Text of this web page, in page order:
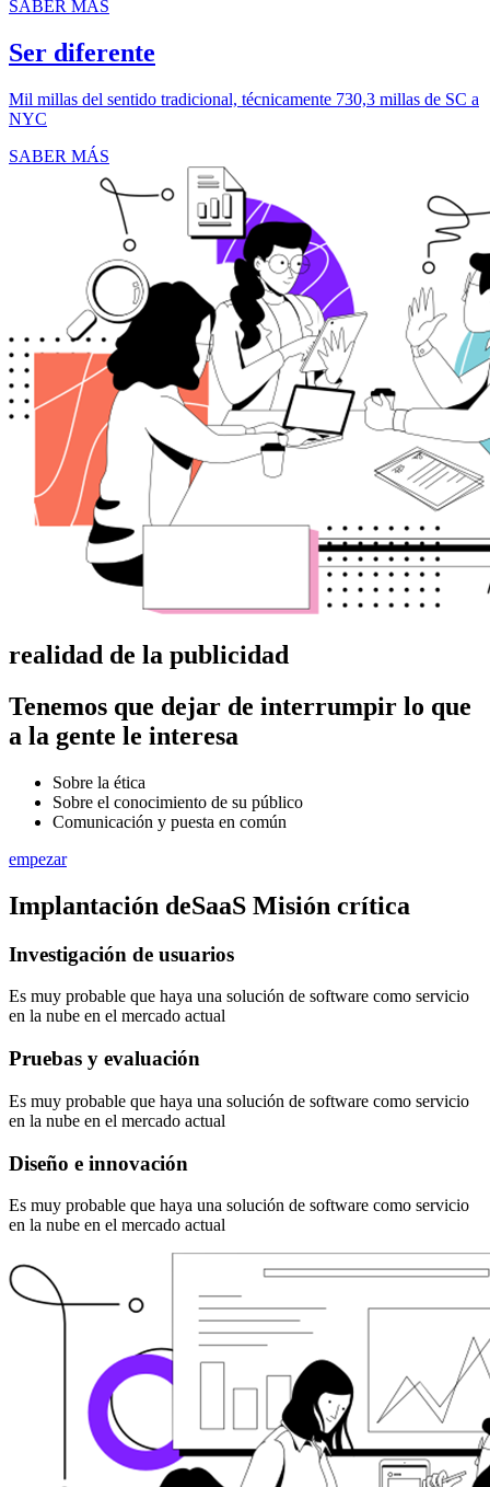
SABER MÁS
Ser diferente
Mil millas del sentido tradicional, técnicamente 730,3 millas de SC a
NYC
SABER MÁS
realidad de la publicidad
Tenemos que dejar de interrumpir lo que
a la gente le interesa
Sobre la ética
Sobre el conocimiento de su público
Comunicación y puesta en común
empezar
Implantación deSaaS Misión crítica
Investigación de usuarios
Es muy probable que haya una solución de software como servicio
en la nube en el mercado actual
Pruebas y evaluación
Es muy probable que haya una solución de software como servicio
en la nube en el mercado actual
Diseño e innovación
Es muy probable que haya una solución de software como servicio
en la nube en el mercado actual